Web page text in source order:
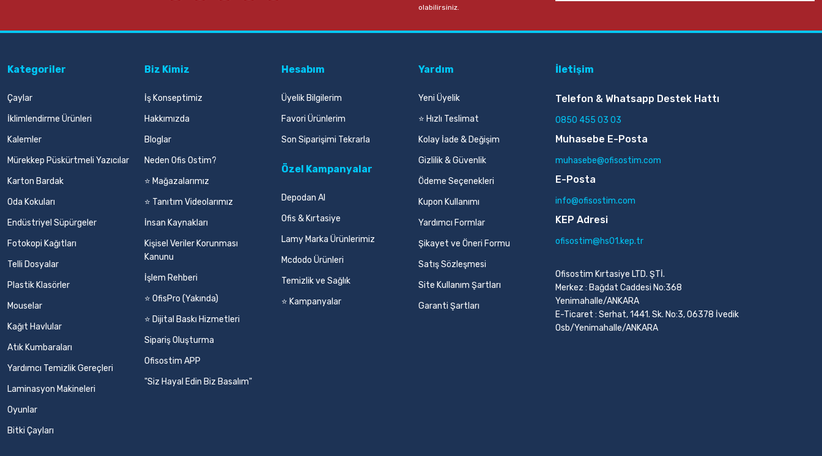
olabilirsiniz.
Kategoriler
Çaylar
İklimlendirme Ürünleri
Kalemler
Mürekkep Püskürtmeli Yazıcılar
Karton Bardak
Oda Kokuları
Endüstriyel Süpürgeler
Fotokopi Kağıtları
Telli Dosyalar
Plastik Klasörler
Mouselar
Kağıt Havlular
Atık Kumbaraları
Yardımcı Temizlik Gereçleri
Laminasyon Makineleri
Oyunlar
Bitki Çayları
Biz Kimiz
İş Konseptimiz
Hakkımızda
Bloglar
Neden Ofis Ostim?
⭐ Mağazalarımız
⭐ Tanıtım Videolarımız
İnsan Kaynakları
Kişisel Veriler Korunması
Kanunu
İşlem Rehberi
⭐ OfisPro (Yakında)
⭐ Dijital Baskı Hizmetleri
Sipariş Oluşturma
Ofisostim APP
"Siz Hayal Edin Biz Basalım"
Hesabım
Üyelik Bilgilerim
Favori Ürünlerim
Son Siparişimi Tekrarla
Özel Kampanyalar
Depodan Al
Ofis & Kırtasiye
Lamy Marka Ürünlerimiz
Mcdodo Ürünleri
Temizlik ve Sağlık
⭐ Kampanyalar
Yardım
Yeni Üyelik
⭐ Hızlı Teslimat
Kolay İade & Değişim
Gizlilik & Güvenlik
Ödeme Seçenekleri
Kupon Kullanımı
Yardımcı Formlar
Şikayet ve Öneri Formu
Satış Sözleşmesi
Site Kullanım Şartları
Garanti Şartları
İletişim
Telefon & Whatsapp Destek Hattı
0850 455 03 03
Muhasebe E-Posta
muhasebe@ofisostim.com
E-Posta
info@ofisostim.com
KEP Adresi
ofisostim@hs01.kep.tr
Ofisostim Kırtasiye LTD. ŞTİ.
Merkez : Bağdat Caddesi No:368
Yenimahalle/ANKARA
E-Ticaret : Serhat, 1441. Sk. No:3, 06378 İvedik
Osb/Yenimahalle/ANKARA